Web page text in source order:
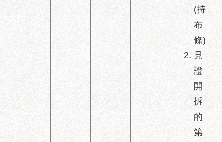
放
宣
私
訊
(持
布
條)
見
證
開
拆
的
第